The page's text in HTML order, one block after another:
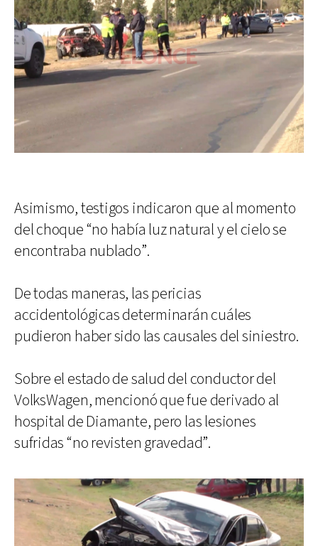
Asimismo, testigos indicaron que al momento
del choque “no había luz natural y el cielo se
encontraba nublado”.
De todas maneras, las pericias
accidentológicas determinarán cuáles
pudieron haber sido las causales del siniestro.
Sobre el estado de salud del conductor del
VolksWagen, mencionó que fue derivado al
hospital de Diamante, pero las lesiones
sufridas “no revisten gravedad”.